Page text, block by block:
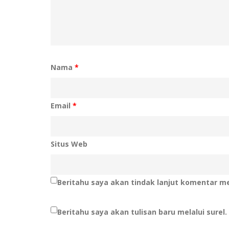
Nama *
Email *
Situs Web
Beritahu saya akan tindak lanjut komentar
Beritahu saya akan tulisan baru melalui surel.